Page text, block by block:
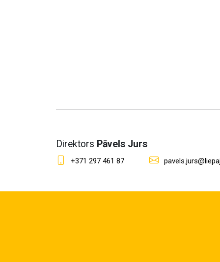
Direktors Pāvels Jurs
+371 297 461 87